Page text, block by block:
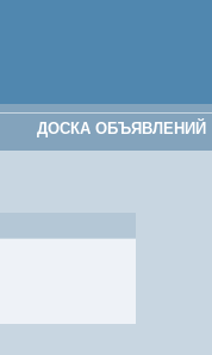
ДОСКА ОБЪЯВЛЕНИЙ